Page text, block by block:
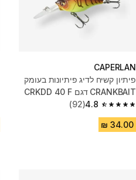
CAPERLAN
פיתיון קשיח לדיג פיתיונות בעומק
CRANKBAIT דגם CRKDD 40 F
AYU
4.8
4.8 out of 5 stars from 92 reviews
(92)